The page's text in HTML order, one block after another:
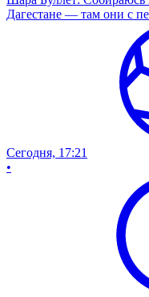
Дагестане — там они с
Сегодня, 17:21
•